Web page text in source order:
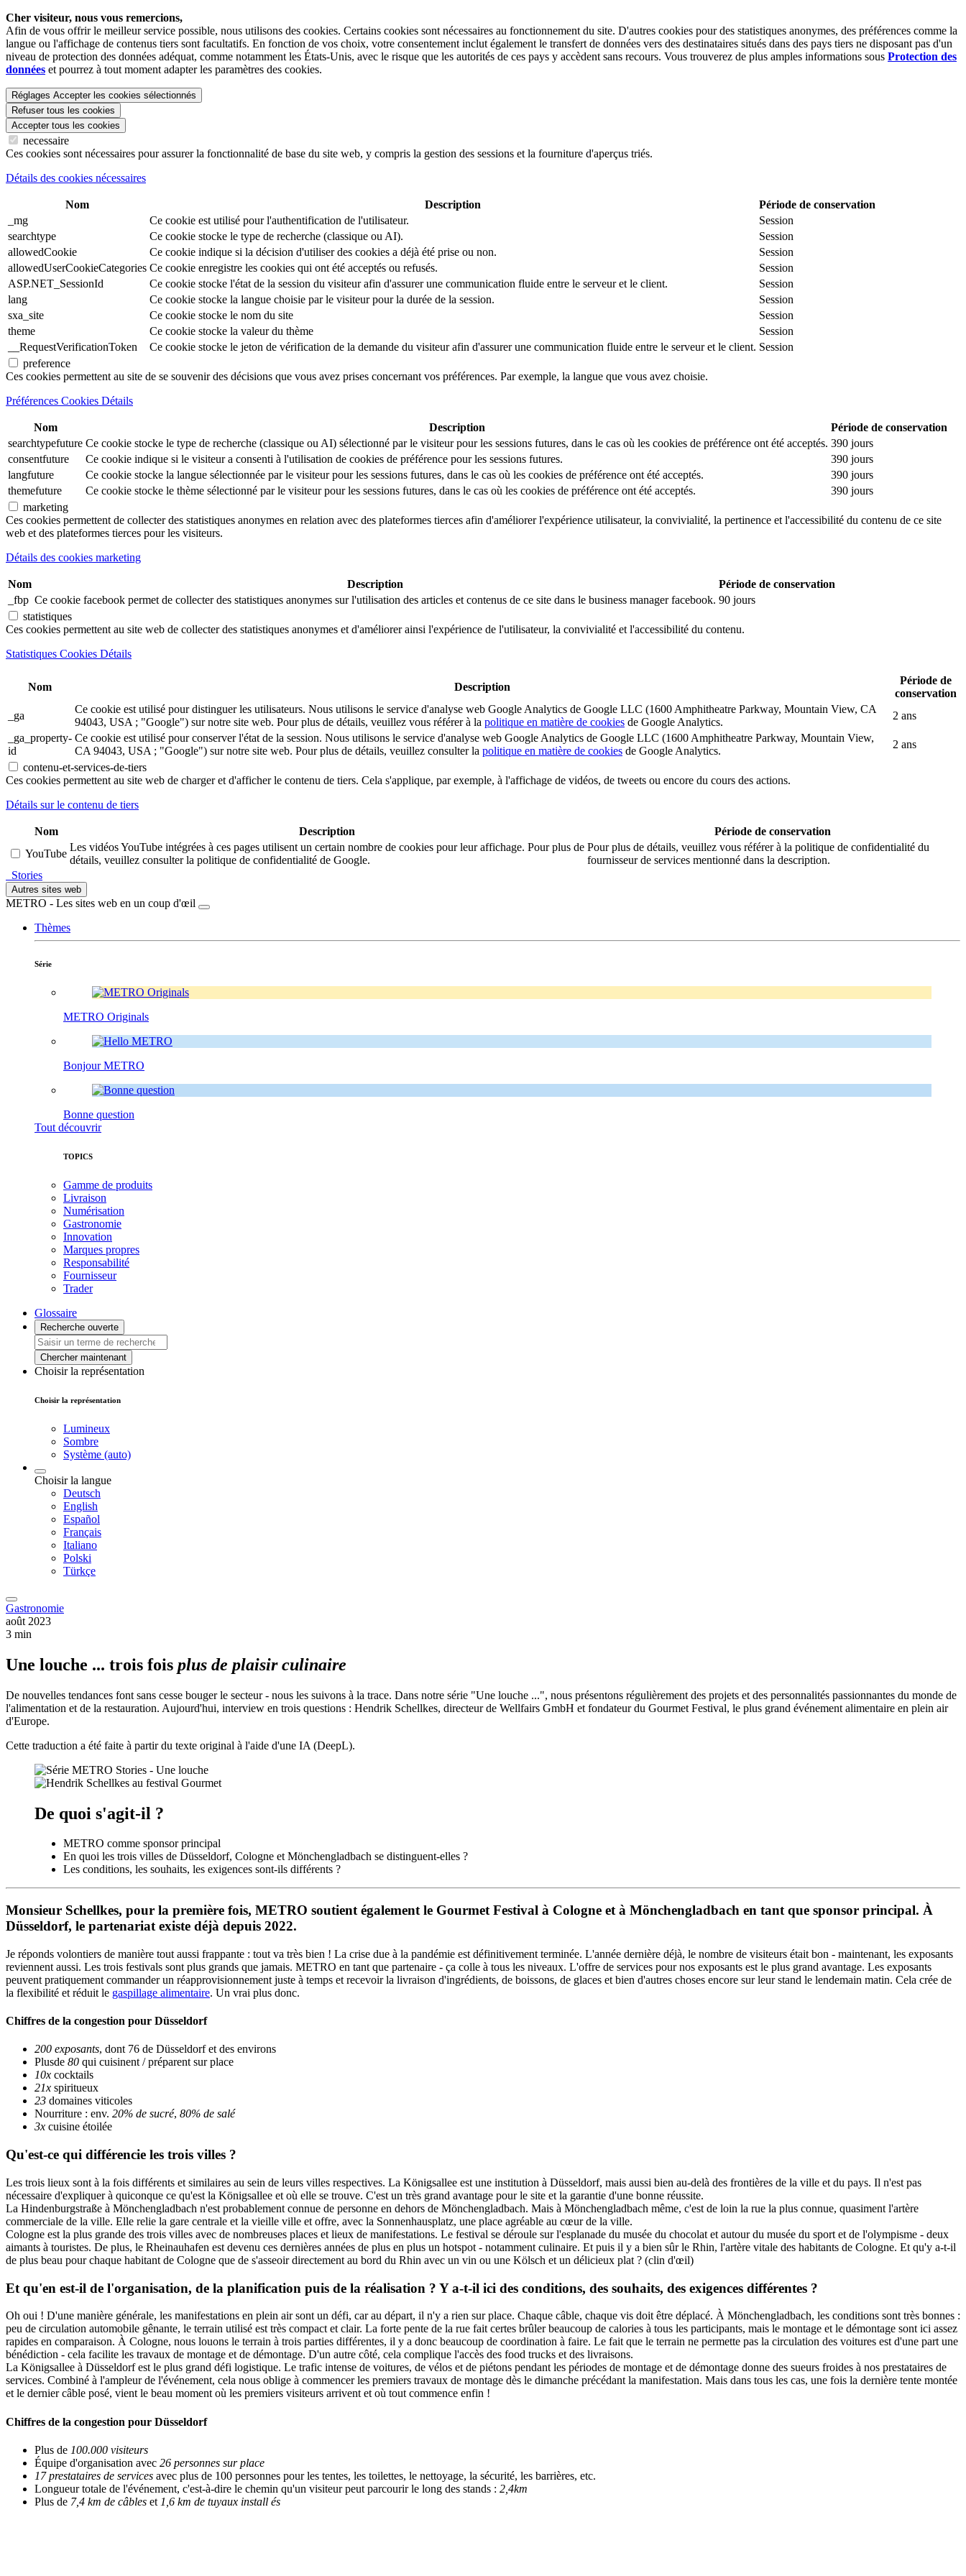
Cher visiteur, nous vous remercions,
Afin de vous offrir le meilleur service possible, nous utilisons des cookies. Certains cookies sont nécessaires au fonctionnement du site. D'autres cookies pour des statistiques anonymes, des préférences comme la
langue ou l'affichage de contenus tiers sont facultatifs. En fonction de vos choix, votre consentement inclut également le transfert de données vers des destinataires situés dans des pays tiers ne disposant pas d'un
niveau de protection des données adéquat, comme notamment les États-Unis, avec le risque que les autorités de ces pays y accèdent sans recours. Vous trouverez de plus amples informations sous Protection des
données et pourrez à tout moment adapter les paramètres des cookies.
Réglages Accepter les cookies sélectionnés
Refuser tous les cookies
Accepter tous les cookies
necessaire
Ces cookies sont nécessaires pour assurer la fonctionnalité de base du site web, y compris la gestion des sessions et la fourniture d'aperçus triés.
Détails des cookies nécessaires
Nom Description
Période de conservation
_mg
Ce cookie est utilisé pour l'authentification de l'utilisateur.
Session
searchtype
Ce cookie stocke le type de recherche (classique ou AI).
Session
allowedCookie
Ce cookie indique si la décision d'utiliser des cookies a déjà été prise ou non.
Session
allowedUserCookieCategories Ce cookie enregistre les cookies qui ont été acceptés ou refusés.
Session
ASP.NET_SessionId
Ce cookie stocke l'état de la session du visiteur afin d'assurer une communication fluide entre le serveur et le client.
Session
lang
Ce cookie stocke la langue choisie par le visiteur pour la durée de la session.
Session
sxa_site
Ce cookie stocke le nom du site
Session
theme
Ce cookie stocke la valeur du thème
Session
__RequestVerificationToken
Ce cookie stocke le jeton de vérification de la demande du visiteur afin d'assurer une communication fluide entre le serveur et le client. Session
preference
Ces cookies permettent au site de se souvenir des décisions que vous avez prises concernant vos préférences. Par exemple, la langue que vous avez choisie.
Préférences Cookies Détails
Nom Description
Période de conservation
searchtypefuture Ce cookie stocke le type de recherche (classique ou AI) sélectionné par le visiteur pour les sessions futures, dans le cas où les cookies de préférence ont été acceptés. 390 jours
consentfuture
Ce cookie indique si le visiteur a consenti à l'utilisation de cookies de préférence pour les sessions futures.
390 jours
langfuture
Ce cookie stocke la langue sélectionnée par le visiteur pour les sessions futures, dans le cas où les cookies de préférence ont été acceptés.
390 jours
themefuture
Ce cookie stocke le thème sélectionné par le visiteur pour les sessions futures, dans le cas où les cookies de préférence ont été acceptés.
390 jours
marketing
Ces cookies permettent de collecter des statistiques anonymes en relation avec des plateformes tierces afin d'améliorer l'expérience utilisateur, la convivialité, la pertinence et l'accessibilité du contenu de ce site
web et des plateformes tierces pour les visiteurs.
Détails des cookies marketing
Nom Description
Période de conservation
_fbp Ce cookie facebook permet de collecter des statistiques anonymes sur l'utilisation des articles et contenus de ce site dans le business manager facebook. 90 jours
statistiques
Ces cookies permettent au site web de collecter des statistiques anonymes et d'améliorer ainsi l'expérience de l'utilisateur, la convivialité et l'accessibilité du contenu.
Statistiques Cookies Détails
Nom Description
Période de
conservation
_ga
Ce cookie est utilisé pour distinguer les utilisateurs. Nous utilisons le service d'analyse web Google Analytics de Google LLC (1600 Amphitheatre Parkway, Mountain View, CA
94043, USA ; "Google") sur notre site web. Pour plus de détails, veuillez vous référer à la politique en matière de cookies de Google Analytics.
2 ans
_ga_property-
id
Ce cookie est utilisé pour conserver l'état de la session. Nous utilisons le service d'analyse web Google Analytics de Google LLC (1600 Amphitheatre Parkway, Mountain View,
CA 94043, USA ; "Google") sur notre site web. Pour plus de détails, veuillez consulter la politique en matière de cookies de Google Analytics.
2 ans
contenu-et-services-de-tiers
Ces cookies permettent au site web de charger et d'afficher le contenu de tiers. Cela s'applique, par exemple, à l'affichage de vidéos, de tweets ou encore du cours des actions.
Détails sur le contenu de tiers
Nom Description
Période de conservation
YouTube
Les vidéos YouTube intégrées à ces pages utilisent un certain nombre de cookies pour leur affichage. Pour plus de
détails, veuillez consulter la politique de confidentialité de Google.
Pour plus de détails, veuillez vous référer à la politique de confidentialité du
fournisseur de services mentionné dans la description.
Stories
Autres sites web
METRO - Les sites web en un coup d'œil
Thèmes
Série
METRO Originals
Bonjour METRO
Bonne question
Tout découvrir
TOPICS
Gamme de produits
Livraison
Numérisation
Gastronomie
Innovation
Marques propres
Responsabilité
Fournisseur
Trader
Glossaire
Recherche ouverte
Chercher maintenant
Choisir la représentation
Choisir la représentation
Lumineux
Sombre
Système (auto)
Choisir la langue
Deutsch
English
Español
Français
Italiano
Polski
Türkçe
Gastronomie
août 2023
3 min
Une louche ... trois fois plus de plaisir culinaire
De nouvelles tendances font sans cesse bouger le secteur - nous les suivons à la trace. Dans notre série "Une louche ...", nous présentons régulièrement des projets et des personnalités passionnantes du monde de
l'alimentation et de la restauration. Aujourd'hui, interview en trois questions : Hendrik Schellkes, directeur de Wellfairs GmbH et fondateur du Gourmet Festival, le plus grand événement alimentaire en plein air
d'Europe.
Cette traduction a été faite à partir du texte original à l'aide d'une IA (DeepL).
De quoi s'agit-il ?
METRO comme sponsor principal
En quoi les trois villes de Düsseldorf, Cologne et Mönchengladbach se distinguent-elles ?
Les conditions, les souhaits, les exigences sont-ils différents ?
Monsieur Schellkes, pour la première fois, METRO soutient également le Gourmet Festival à Cologne et à Mönchengladbach en tant que sponsor principal. À
Düsseldorf, le partenariat existe déjà depuis 2022.
Je réponds volontiers de manière tout aussi frappante : tout va très bien ! La crise due à la pandémie est définitivement terminée. L'année dernière déjà, le nombre de visiteurs était bon - maintenant, les exposants
reviennent aussi. Les trois festivals sont plus grands que jamais. METRO en tant que partenaire - ça colle à tous les niveaux. L'offre de services pour nos exposants est le plus grand avantage. Les exposants
peuvent pratiquement commander un réapprovisionnement juste à temps et recevoir la livraison d'ingrédients, de boissons, de glaces et bien d'autres choses encore sur leur stand le lendemain matin. Cela crée de
la flexibilité et réduit le gaspillage alimentaire. Un vrai plus donc.
Chiffres de la congestion pour Düsseldorf
200 exposants, dont 76 de Düsseldorf et des environs
Plusde 80 qui cuisinent / préparent sur place
10x cocktails
21x spiritueux
23 domaines viticoles
Nourriture : env. 20% de sucré, 80% de salé
3x cuisine étoilée
Qu'est-ce qui différencie les trois villes ?
Les trois lieux sont à la fois différents et similaires au sein de leurs villes respectives. La Königsallee est une institution à Düsseldorf, mais aussi bien au-delà des frontières de la ville et du pays. Il n'est pas
nécessaire d'expliquer à quiconque ce qu'est la Königsallee et où elle se trouve. C'est un très grand avantage pour le site et la garantie d'une bonne réussite.
La Hindenburgstraße à Mönchengladbach n'est probablement connue de personne en dehors de Mönchengladbach. Mais à Mönchengladbach même, c'est de loin la rue la plus connue, quasiment l'artère
commerciale de la ville. Elle relie la gare centrale et la vieille ville et offre, avec la Sonnenhausplatz, une place agréable au cœur de la ville.
Cologne est la plus grande des trois villes avec de nombreuses places et lieux de manifestations. Le festival se déroule sur l'esplanade du musée du chocolat et autour du musée du sport et de l'olympisme - deux
aimants à touristes. De plus, le Rheinauhafen est devenu ces dernières années de plus en plus un hotspot - notamment culinaire. Et puis il y a bien sûr le Rhin, l'artère vitale des habitants de Cologne. Et qu'y a-t-il
de plus beau pour chaque habitant de Cologne que de s'asseoir directement au bord du Rhin avec un vin ou une Kölsch et un délicieux plat ? (clin d'œil)
Et qu'en est-il de l'organisation, de la planification puis de la réalisation ? Y a-t-il ici des conditions, des souhaits, des exigences différentes ?
Oh oui ! D'une manière générale, les manifestations en plein air sont un défi, car au départ, il n'y a rien sur place. Chaque câble, chaque vis doit être déplacé. À Mönchengladbach, les conditions sont très bonnes :
peu de circulation automobile gênante, le terrain utilisé est très compact et clair. La forte pente de la rue fait certes brûler beaucoup de calories à tous les participants, mais le montage et le démontage sont ici assez
rapides en comparaison. À Cologne, nous louons le terrain à trois parties différentes, il y a donc beaucoup de coordination à faire. Le fait que le terrain ne permette pas la circulation des voitures est d'une part une
bénédiction - cela facilite les travaux de montage et de démontage. D'un autre côté, cela complique l'accès des food trucks et des livraisons.
La Königsallee à Düsseldorf est le plus grand défi logistique. Le trafic intense de voitures, de vélos et de piétons pendant les périodes de montage et de démontage donne des sueurs froides à nos prestataires de
services. Combiné à l'ampleur de l'événement, cela nous oblige à commencer les premiers travaux de montage dès le dimanche précédant la manifestation. Mais dans tous les cas, une fois la dernière tente montée
et le dernier câble posé, vient le beau moment où les premiers visiteurs arrivent et où tout commence enfin !
Chiffres de la congestion pour Düsseldorf
Plus de 100.000 visiteurs
Équipe d'organisation avec 26 personnes sur place
17 prestataires de services avec plus de 100 personnes pour les tentes, les toilettes, le nettoyage, la sécurité, les barrières, etc.
Longueur totale de l'événement, c'est-à-dire le chemin qu'un visiteur peut parcourir le long des stands : 2,4km
Plus de 7,4 km de câbles et 1,6 km de tuyaux install és